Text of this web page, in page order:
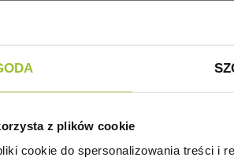
z plików cookie
cookie do spersonalizowania treści i